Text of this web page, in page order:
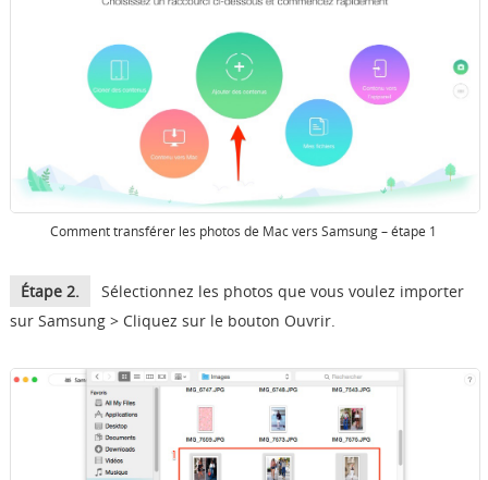
Comment transférer les photos de Mac vers Samsung – étape 1
Étape 2.
Sélectionnez les photos que vous voulez importer
sur Samsung > Cliquez sur le bouton Ouvrir.